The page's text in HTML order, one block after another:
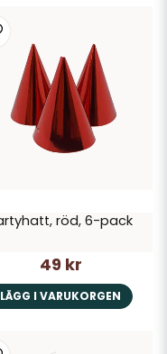
röd, 6-pack
49 kr
LÄGG I VARUKORGEN